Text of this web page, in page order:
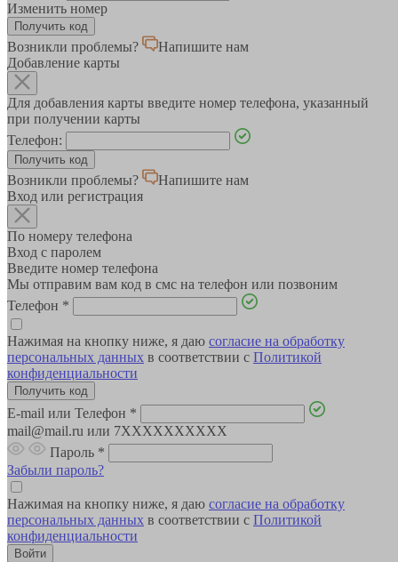
Изменить номер
Возникли проблемы?
Напишите нам
Добавление карты
Для добавления карты введите номер телефона, указанный
при получении карты
Телефон:
Возникли проблемы?
Напишите нам
Вход или регистрация
По номеру телефона
Вход с паролем
Введите номер телефона
Мы отправим вам код в смс на телефон или позвоним
Телефон *
Нажимая на кнопку ниже, я даю согласие на обработку
персональных данных в соответствии с Политикой
конфиденциальности
E-mail или Телефон *
mail@mail.ru или 7XXXXXXXXXX
Пароль *
Забыли пароль?
Нажимая на кнопку ниже, я даю согласие на обработку
персональных данных в соответствии с Политикой
конфиденциальности